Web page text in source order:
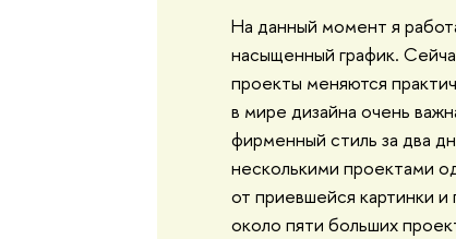
На данный момент я
насыщенный график.
проекты меняются
в мире дизайна очень
фирменный стиль за два
несколькими проектами
от приевшейся картинки
около пяти больших